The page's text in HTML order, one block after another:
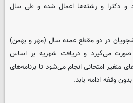
و دکترا و رشته‌ها اعمال شده و طی سال
در دو مقطع عمده سال (مهر و بهمن)
می‌گیرد و دریافت شهریه بر اساس
امتحانی انجام می‌شود تا برنامه‌های
وقفه ادامه یابد.